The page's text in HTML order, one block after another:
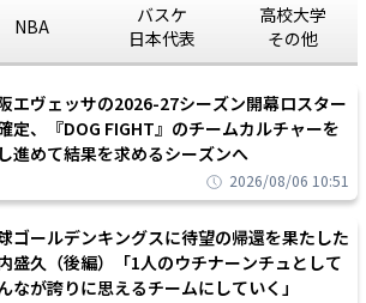
NBA
バスケ
日本代表
高校大学
その他
エヴェッサの2026-27シーズン開幕ロスター
定、『DOG FIGHT』のチームカルチャーを
進めて結果を求めるシーズンへ
2026/08/06 10:51
ゴールデンキングスに待望の帰還を果たした
盛久（後編）「1人のウチナーンチュとして
なが誇りに思えるチームにしていく」